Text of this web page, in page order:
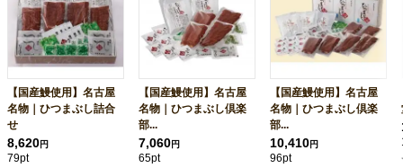
【国産鰻使用】名古屋
名物｜ひつまぶし詰合
せ
8,620円
79pt
【国産鰻使用】名古屋
名物｜ひつまぶし倶楽
部...
7,060円
65pt
【国産鰻使用】名古屋
名物｜ひつまぶし倶楽
部...
10,410円
96pt